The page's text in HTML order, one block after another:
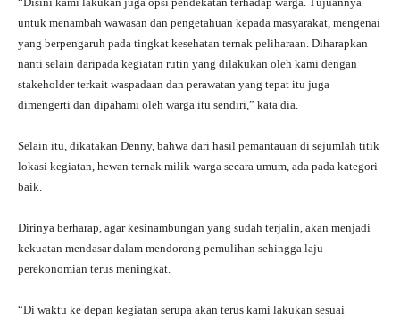
untuk menambah wawasan dan pengetahuan kepada masyarakat, mengenai
yang berpengaruh pada tingkat kesehatan ternak peliharaan. Diharapkan
nanti selain daripada kegiatan rutin yang dilakukan oleh kami dengan
stakeholder terkait waspadaan dan perawatan yang tepat itu juga
dimengerti dan dipahami oleh warga itu sendiri,” kata dia.
Selain itu, dikatakan Denny, bahwa dari hasil pemantauan di sejumlah titik
lokasi kegiatan, hewan ternak milik warga secara umum, ada pada kategori
baik.
Dirinya berharap, agar kesinambungan yang sudah terjalin, akan menjadi
kekuatan mendasar dalam mendorong pemulihan sehingga laju
perekonomian terus meningkat.
“Di waktu ke depan kegiatan serupa akan terus kami lakukan sesuai